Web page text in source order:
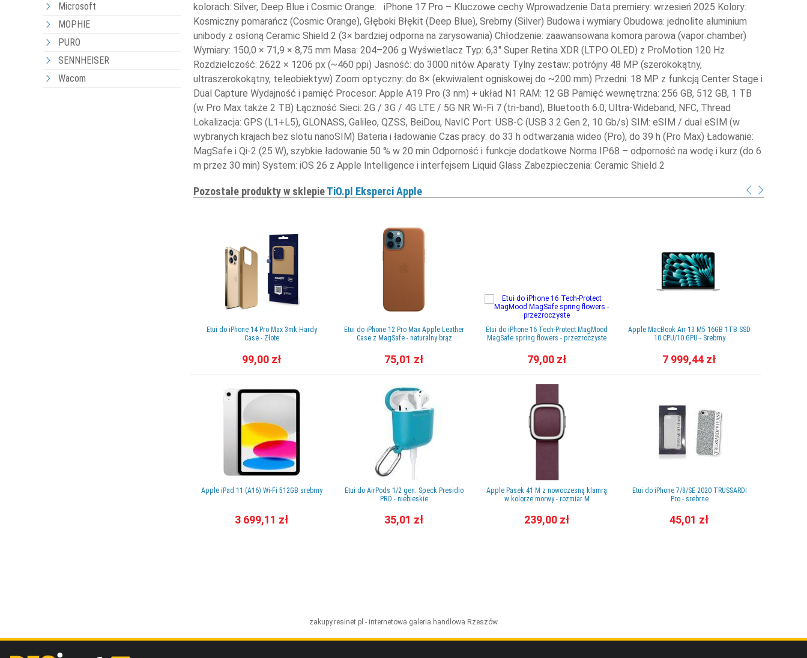
Microsoft
MOPHIE
PURO
SENNHEISER
Wacom
kolorach: Silver, Deep Blue i Cosmic Orange. iPhone 17 Pro – Kluczowe cechy Wprowadzenie Data premiery: wrzesień 2025 Kolory:
Kosmiczny pomarańcz (Cosmic Orange), Głęboki Błękit (Deep Blue), Srebrny (Silver) Budowa i wymiary Obudowa: jednolite aluminium
unibody z osłoną Ceramic Shield 2 (3× bardziej odporna na zarysowania) Chłodzenie: zaawansowana komora parowa (vapor chamber)
Wymiary: 150,0 × 71,9 × 8,75 mm Masa: 204–206 g Wyświetlacz Typ: 6,3″ Super Retina XDR (LTPO OLED) z ProMotion 120 Hz
Rozdzielczość: 2622 × 1206 px (~460 ppi) Jasność: do 3000 nitów Aparaty Tylny zestaw: potrójny 48 MP (szerokokątny,
ultraszerokokątny, teleobiektyw) Zoom optyczny: do 8× (ekwiwalent ogniskowej do ~200 mm) Przedni: 18 MP z funkcją Center Stage i
Dual Capture Wydajność i pamięć Procesor: Apple A19 Pro (3 nm) + układ N1 RAM: 12 GB Pamięć wewnętrzna: 256 GB, 512 GB, 1 TB
(w Pro Max także 2 TB) Łączność Sieci: 2G / 3G / 4G LTE / 5G NR Wi-Fi 7 (tri-band), Bluetooth 6.0, Ultra-Wideband, NFC, Thread
Lokalizacja: GPS (L1+L5), GLONASS, Galileo, QZSS, BeiDou, NavIC Port: USB-C (USB 3.2 Gen 2, 10 Gb/s) SIM: eSIM / dual eSIM (w
wybranych krajach bez slotu nanoSIM) Bateria i ładowanie Czas pracy: do 33 h odtwarzania wideo (Pro), do 39 h (Pro Max) Ładowanie:
MagSafe i Qi-2 (25 W), szybkie ładowanie 50 % w 20 min Odporność i funkcje dodatkowe Norma IP68 – odporność na wodę i kurz (do 6
m przez 30 min) System: iOS 26 z Apple Intelligence i interfejsem Liquid Glass Zabezpieczenia: Ceramic Shield 2
Pozostałe produkty w sklepieTiO.pl Eksperci Apple
Etui do iPhone 14 Pro Max 3mk Hardy
Case - Złote
99,00 zł
Apple iPad 11 (A16) Wi-Fi 512GB srebrny
3 699,11 zł
Etui do iPhone 12 Pro Max Apple Leather
Case z MagSafe - naturalny brąz
75,01 zł
Etui do AirPods 1/2 gen. Speck Presidio
PRO - niebieskie
35,01 zł
Etui do iPhone 16 Tech-Protect MagMood
MagSafe spring flowers - przezroczyste
79,00 zł
Apple Pasek 41 M z nowoczesną klamrą
w kolorze morwy - rozmiar M
239,00 zł
Apple MacBook Air 13 M5 16GB 1TB SSD
10 CPU/10 GPU - Srebrny
7 999,44 zł
Etui do iPhone 7/8/SE 2020 TRUSSARDI
Pro - srebrne
45,01 zł
zakupy.resinet.pl - internetowa galeria handlowa Rzeszów